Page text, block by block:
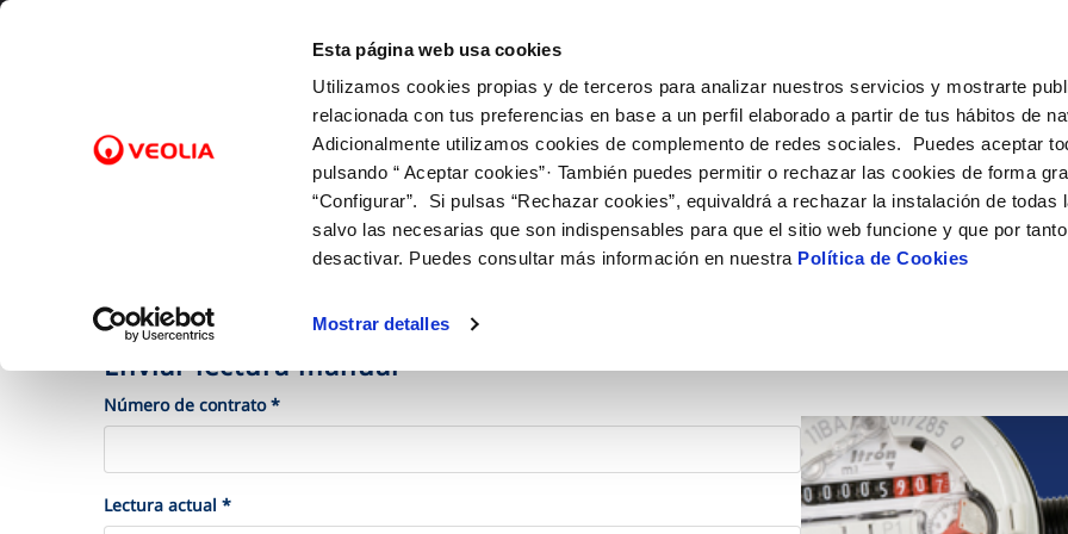
Esta página web usa cookies
Utilizamos cookies propias y de terceros para analizar nuestros servicios y mostrarte
relacionada con tus preferencias en base a un perfil elaborado a partir de tus hábitos de
Adicionalmente utilizamos cookies de complemento de redes sociales. Puedes aceptar
pulsando “ Aceptar cookies”· También puedes permitir o rechazar las cookies de forma
“Configurar”. Si pulsas “Rechazar cookies”, equivaldrá a rechazar la instalación de todas
salvo las necesarias que son indispensables para que el sitio web funcione y que por
desactivar. Puedes consultar más información en nuestra Política de Cookies
Mostrar detalles
Gestiones Online
FACTURAS, PAGOS Y CONSUMOS
Lectura de contador
Pago de facturas
Duplicado facturas
CONTRATOS
Cambio de titular
Alta de suministro
MODIFICACIÓN DE
Actualizar datos
Actualizar datos de
VER TODAS LAS GESTIONES
Tu Servicio
Bonificaciones y mínimos vitales
Entiende tu factura
ATENCIÓN AL CLIENTE
Cita previa
Comprobación de fuga interior
COMPROMISO DE SERVICIO
Customer Counsel (Defensa del
Tu Agua
NUESTRO PAPEL EN EL CICLO URBANO
Alcantarillado
CALIDAD
CUIDADOS DEL AGUA
Conócenos
NUESTROS COMPROMISOS
Con el medio ambiente
Facturas, pagos y consumos
Enviar lectura manual
Número de contrato *
Lectura actual *